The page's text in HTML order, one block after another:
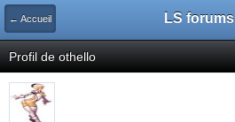
← Accueil LS forums
Profil de othello